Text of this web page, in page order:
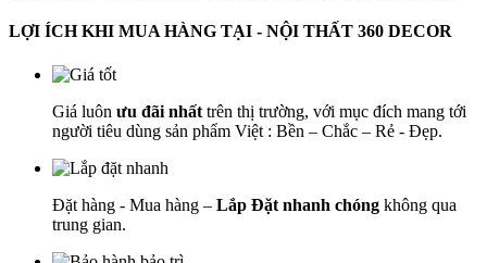
LỢI ÍCH KHI MUA HÀNG TẠI - NỘI THẤT 360 DECOR
Giá luôn ưu đãi nhất trên thị trường, với mục đích mang tới
người tiêu dùng sản phẩm Việt : Bền – Chắc – Rẻ - Đẹp.
Đặt hàng - Mua hàng – Lắp Đặt nhanh chóng không qua
trung gian.